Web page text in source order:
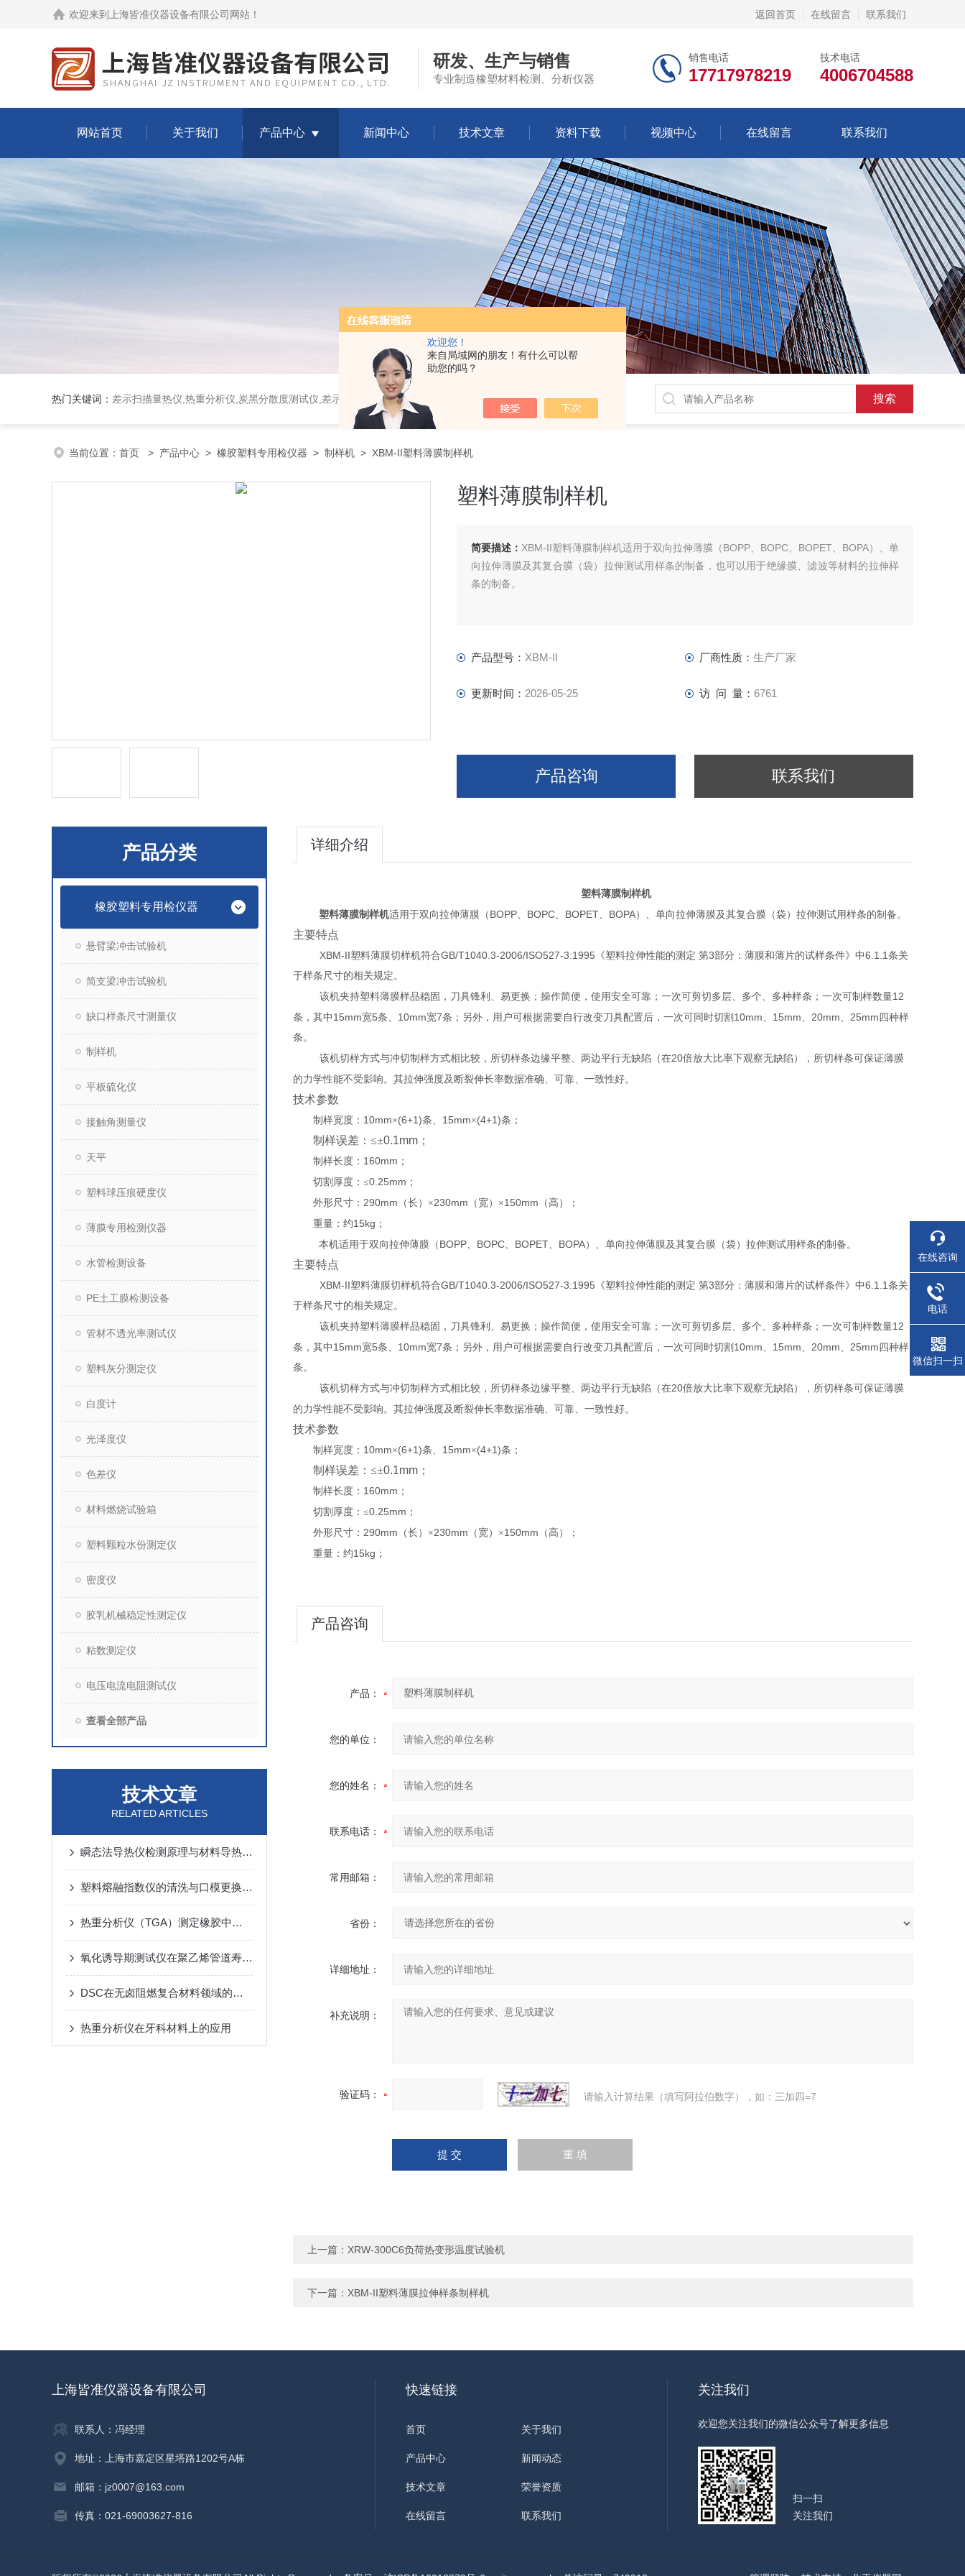
欢迎您！
来自局域网的朋友！有什么可以帮
助您的吗？
欢迎来到 上海皆准仪器设备有限公司网站 ！ 返回首页 在线留言 联系我们
研发、生产与销售
专业制造橡塑材料检测、分析仪器
销售电话
17717978219
技术电话
4006704588
网站首页 关于我们 产品中心 新闻中心 技术文章 资料下载 视频中心 在线留言 联系我们
热门关键词： 差示扫描量热仪 热重分析仪 炭黑分散度测试仪 差示扫描量热仪厂家
当前位置： 首页 > 产品中心 > 橡胶塑料专用检仪器 > 制样机 > XBM-II塑料薄膜制样机
塑料薄膜制样机
简要描述： XBM-II塑料薄膜制样机适用于双向拉伸薄膜（BOPP、BOPC、BOPET、BOPA）、单
向拉伸薄膜及其复合膜（袋）拉伸测试用样条的制备，也可以用于绝缘膜、滤波等材料的拉伸样
条的制备。
产品型号： XBM-II 厂商性质： 生产厂家
更新时间： 2026-05-25 访 问 量： 6761
产品咨询 联系我们
产品分类
橡胶塑料专用检仪器
悬臂梁冲击试验机
简支梁冲击试验机
缺口样条尺寸测量仪
制样机
平板硫化仪
接触角测量仪
天平
塑料球压痕硬度仪
薄膜专用检测仪器
水管检测设备
PE土工膜检测设备
管材不透光率测试仪
塑料灰分测定仪
白度计
光泽度仪
色差仪
材料燃烧试验箱
塑料颗粒水份测定仪
密度仪
胶乳机械稳定性测定仪
粘数测定仪
电压电流电阻测试仪
查看全部产品
技术文章
RELATED ARTICLES
瞬态法导热仪检测原理与材料导热系数测试技术分析
塑料熔融指数仪的清洗与口模更换操作
热重分析仪（TGA）测定橡胶中炭黑、灰分完整方案
氧化诱导期测试仪在聚乙烯管道寿命预测中的应用
DSC在无卤阻燃复合材料领域的应用
热重分析仪在牙科材料上的应用
详细介绍
塑料薄膜制样机
塑料薄膜制样机适用于双向拉伸薄膜（ BOPP、 BOPC、 BOPET、 BOPA）、单向拉伸薄膜及其复合膜（袋）拉伸测试用样条的制备。
主要特点
XBM-II塑料薄膜切样机符合GB/T1040.3-2006/ISO527-3:1995 《塑料拉伸性能的测定 第3部分：薄膜和薄片的试样条件》中6.1.1 条关
于样条尺寸的相关规定。
该机夹持塑料薄膜样品稳固，刀具锋利、易更换；操作简便，使用安全可靠；一次可剪切多层、多个、多种样条；一次可制样数量12
条，其中 15mm宽5条、 10mm宽7条；另外，用户可根据需要自行改变刀具配置后，一次可同时切割 10mm、 15mm、 20mm、 25mm 四种样
条。
该机切样方式与冲切制样方式相比较，所切样条边缘平整、两边平行无缺陷（在20倍放大比率下观察无缺陷），所切样条可保证薄膜
的力学性能不受影响。其拉伸强度及断裂伸长率数据准确、可靠、一致性好。
技术参数
制样宽度： 10mm×(6+1)条、 15mm×(4+1)条；
制样误差：≤±0.1mm ；
制样长度： 160mm ；
切割厚度：≤0.25mm ；
外形尺寸： 290mm （长）×230mm （宽）×150mm （高）；
重量：约15kg ；
本机适用于双向拉伸薄膜（ BOPP、 BOPC、 BOPET、 BOPA）、单向拉伸薄膜及其复合膜（袋）拉伸测试用样条的制备。
主要特点
XBM-II塑料薄膜切样机符合GB/T1040.3-2006/ISO527-3:1995 《塑料拉伸性能的测定 第3部分：薄膜和薄片的试样条件》中6.1.1 条关
于样条尺寸的相关规定。
该机夹持塑料薄膜样品稳固，刀具锋利、易更换；操作简便，使用安全可靠；一次可剪切多层、多个、多种样条；一次可制样数量12
条，其中 15mm宽5条、 10mm宽7条；另外，用户可根据需要自行改变刀具配置后，一次可同时切割 10mm、 15mm、 20mm、 25mm 四种样
条。
该机切样方式与冲切制样方式相比较，所切样条边缘平整、两边平行无缺陷（在20倍放大比率下观察无缺陷），所切样条可保证薄膜
的力学性能不受影响。其拉伸强度及断裂伸长率数据准确、可靠、一致性好。
技术参数
制样宽度： 10mm×(6+1)条、 15mm×(4+1)条；
制样误差：≤±0.1mm ；
制样长度： 160mm ；
切割厚度：≤0.25mm ；
外形尺寸： 290mm （长）×230mm （宽）×150mm （高）；
重量：约15kg ；
产品咨询
产品：
您的单位：
您的姓名：
联系电话：
常用邮箱：
省份：
详细地址：
补充说明：
验证码： 请输入计算结果（填写阿拉伯数字），如：三加四=7
上一篇： XRW-300C6负荷热变形温度试验机
下一篇： XBM-II塑料薄膜拉伸样条制样机
上海皆准仪器设备有限公司
联系人：冯经理
地址：上海市嘉定区星塔路1202号A栋
邮箱：jz0007@163.com
传真：021-69003627-816
快速链接
首页 关于我们
产品中心 新闻动态
技术文章 荣誉资质
在线留言 联系我们
关注我们
欢迎您关注我们的微信公众号了解更多信息
扫一扫
关注我们
在线咨询
电话
微信扫一扫